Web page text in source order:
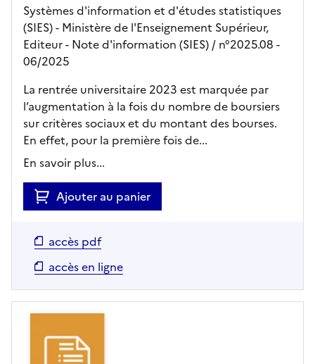
Systèmes d'information et d'études statistiques
(SIES) - Ministère de l'Enseignement Supérieur,
Editeur- Note d'information (SIES) / n°2025.08 -
06/2025
La rentrée universitaire 2023 est marquée par
l’augmentation à la fois du nombre de boursiers
sur critères sociaux et du montant des bourses.
En effet, pour la première fois de...
En savoir plus...
Ajouter au panier
accès pdf
accès en ligne